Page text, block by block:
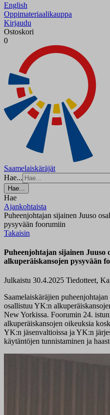
English
Oppimateriaalikauppa
Kirjaudu
Ostoskori
0
Saamelaiskäräjät
Hae...
Hae...
Hae
Ajankohtaista
Puheenjohtajan sijainen Juuso
pysyvään foorumiin
Takaisin
Puheenjohtajan sijainen Juuso
alkuperäiskansojen pysyvään
Julkaistu 30.4.2025 Tiedotteet,
Saamelaiskäräjien
osallistuu YK:n
New Yorkissa. Foorumin 24.
alkuperäiskansojen oikeuksia
YK:n jäsenvaltioissa ja YK:n
käytäntöjen tunnistaminen ja